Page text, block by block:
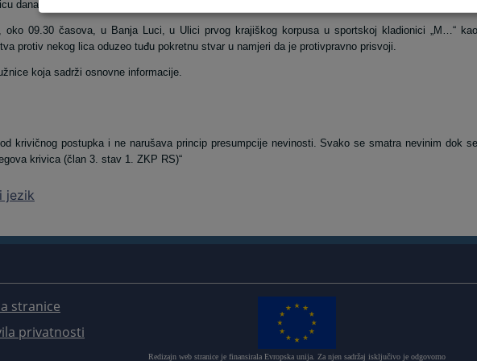
dana 23.06.2025.godine.
oko 09.30 časova, u Banja Luci, u Ulici prvog krajiškog korpusa u sportskoj kladionici „M…“ kao
protiv nekog lica oduzeo tuđu pokretnu stvar u namjeri da je protivpravno prisvoji.
koja sadrži osnovne informacije.
krivičnog postupka i ne narušava princip presumpcije nevinosti. Svako se smatra nevinim dok se
krivica (član 3. stav 1. ZKP RS)“
jezik
stranice
privatnosti
Redizajn web stranice je finansirala Evropska unija. Za njen sadržaj isključivo je odgovorno